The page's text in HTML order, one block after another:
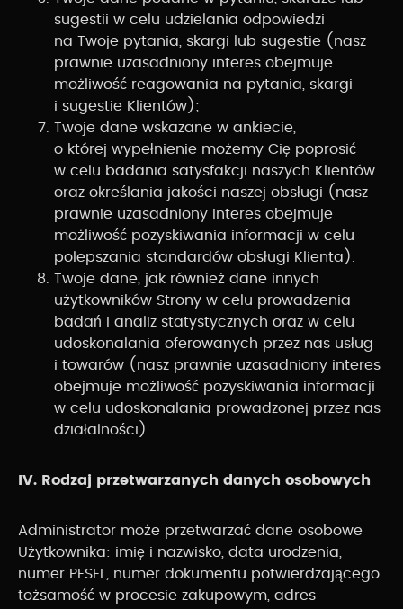
sugestii w celu udzielania odpowiedzi
na Twoje pytania, skargi lub sugestie (nasz
prawnie uzasadniony interes obejmuje
możliwość reagowania na pytania, skargi
i sugestie Klientów);
Twoje dane wskazane w ankiecie,
o której wypełnienie możemy Cię poprosić
w celu badania satysfakcji naszych Klientów
oraz określania jakości naszej obsługi (nasz
prawnie uzasadniony interes obejmuje
możliwość pozyskiwania informacji w celu
polepszania standardów obsługi Klienta).
Twoje dane, jak również dane innych
użytkowników Strony w celu prowadzenia
badań i analiz statystycznych oraz w celu
udoskonalania oferowanych przez nas usług
i towarów (nasz prawnie uzasadniony interes
obejmuje możliwość pozyskiwania informacji
w celu udoskonalania prowadzonej przez nas
działalności).
IV. Rodzaj przetwarzanych danych osobowych
Administrator może przetwarzać dane osobowe
Użytkownika: imię i nazwisko, data urodzenia,
numer PESEL, numer dokumentu potwierdzającego
tożsamość w procesie zakupowym, adres